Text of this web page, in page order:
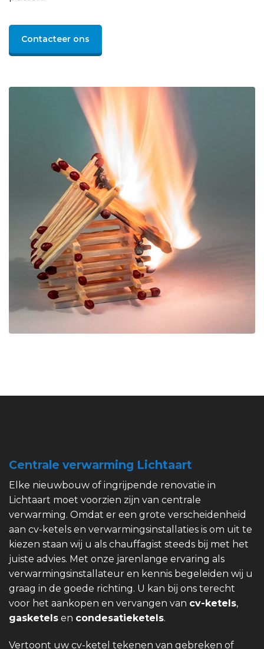
Contacteer ons
Centrale verwarming Lichtaart
Elke nieuwbouw of ingrijpende renovatie in
Lichtaart moet voorzien zijn van centrale
verwarming. Omdat er een grote verscheidenheid
aan cv-ketels en verwarmingsinstallaties is om uit te
kiezen staan wij u als chauffagist steeds bij met het
juiste advies. Met onze jarenlange ervaring als
verwarmingsinstallateur en kennis begeleiden wij u
graag in de goede richting. U kan bij ons terecht
voor het aankopen en vervangen van cv-ketels,
gasketels en condesatieketels.
Vertoont uw cv-ketel tekenen van gebreken of